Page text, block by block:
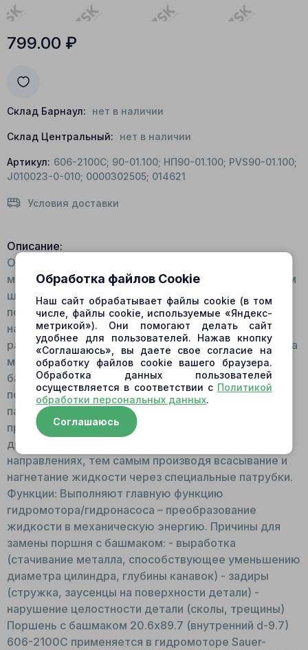
799.00 ₽
Склад Барнаул: нет в наличии
Склад Центральный: нет в наличии
Артикул: 606-2100C; 90-01.100; НП90-01.100; PVS90-01.100;
J010023-0-010; 0000302505; 014621
Условия доставки
Описание:
Общий вид: Выполнен из двух составляющих:
монолитная конструкция цилиндра со сферовидным
шарниром на торцевой части и башмака -
подвижной части, на поверхности которой
находятся дроссельные канавки. Поршень не
разборный. Для изготовления применяется два вида
металла: для цилиндра - высокопрочная сталь, на
башмак – бронза. Принцип работы: Располагаются
поршни в посадочные места блока цилиндров
параллельно оси вала, проходя через отверстия
прижимной пластины. Во время работы мотора
двигаются в возвратно – поступательных
направлениях, тем самым производя всасывание и
нагнетание жидкости через специальные патрубки.
Функции: Выполняют главную функцию
гидромотора/гидронасоса – преобразование
жидкости в механическую энергию. Причины для
замены поршня с башмаком: - выработка
(стачивание металла, способствующее уменьшению
диаметра цилиндра, глубины канавок) - задиры
(стружка, заусенцы на поверхности детали) -
нарушение целостности детали (сколы, трещины)
Поршень с башмаком 20.6x89.7 (внутренний d-9.7)
606-2100С применяется в гидромоторе Sauer-
Обработка файлов Cookie
Наш сайт обрабатывает файлы cookie (в том
числе, файлы cookie, используемые «Яндекс-
метрикой»). Они помогают делать сайт
удобнее для пользователей. Нажав кнопку
«Соглашаюсь», вы даете свое согласие на
обработку файлов cookie вашего браузера.
Обработка данных пользователей
осуществляется в соответствии с Политикой
обработки персональных данных.
Соглашаюсь